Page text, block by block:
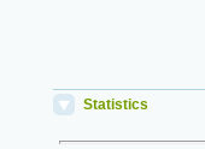
Statistics